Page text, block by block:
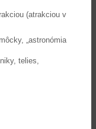
(atrakciou v
„astronómia
telies,